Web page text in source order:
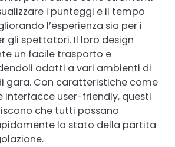
i punteggi e il tempo
l’esperienza sia per i
gli spettatori. Il loro design
un facile trasporto e
adatti a vari ambienti di
gara. Con caratteristiche come
interfacce user-friendly, questi
che tutti possano
lo stato della partita